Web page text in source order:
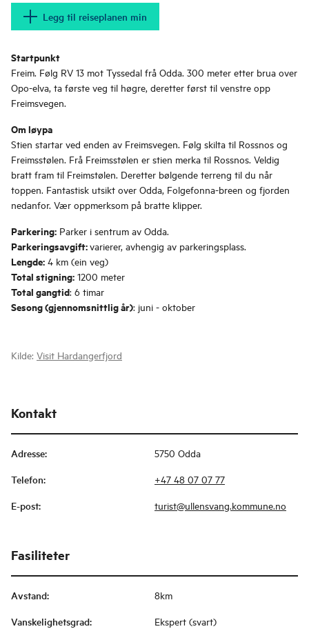
Legg til reiseplanen min
Startpunkt
Freim. Følg RV 13 mot Tyssedal frå Odda. 300 meter etter brua over
Opo-elva, ta første veg til høgre, deretter først til venstre opp
Freimsvegen.
Om løypa
Stien startar ved enden av Freimsvegen. Følg skilta til Rossnos og
Freimsstølen. Frå Freimsstølen er stien merka til Rossnos. Veldig
bratt fram til Freimstølen. Deretter bølgende terreng til du når
toppen. Fantastisk utsikt over Odda, Folgefonna-breen og fjorden
nedanfor. Vær oppmerksom på bratte klipper.
Parkering: Parker i sentrum av Odda.
Parkeringsavgift:varierer, avhengig av parkeringsplass.
Lengde: 4 km (ein veg)
Total stigning: 1200 meter
Total gangtid: 6 timar
Sesong (gjennomsnittlig år): juni - oktober
Kilde: Visit Hardangerfjord
Kontakt
Adresse: 5750 Odda
Telefon: +47 48 07 07 77
E-post: turist@ullensvang.kommune.no
Fasiliteter
Avstand: 8km
Vanskelighetsgrad: Ekspert (svart)